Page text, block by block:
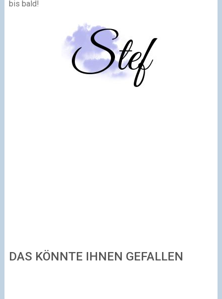
bis bald!
DAS KÖNNTE IHNEN GEFALLEN